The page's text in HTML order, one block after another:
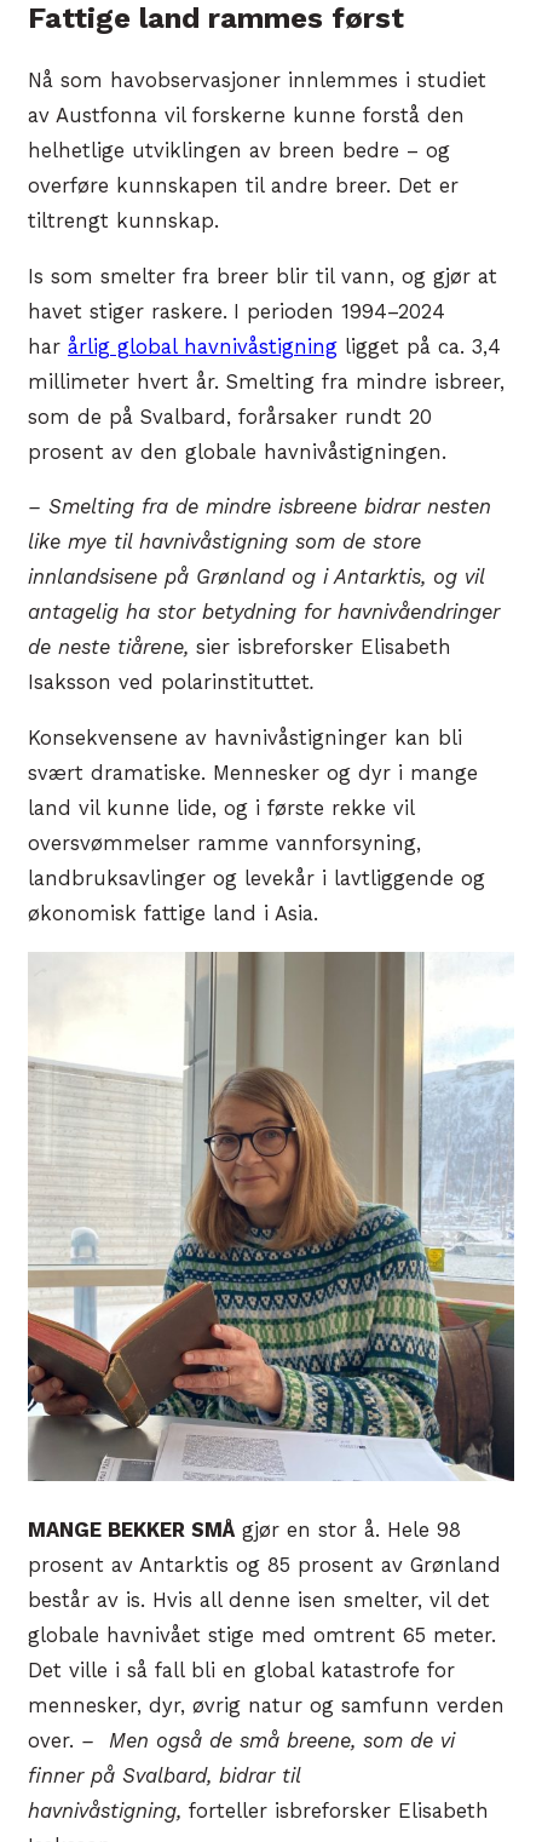
Fattige land rammes først
Nå som havobservasjoner innlemmes i studiet
av Austfonna vil forskerne kunne forstå den
helhetlige utviklingen av breen bedre – og
overføre kunnskapen til andre breer. Det er
tiltrengt kunnskap.
Is som smelter fra breer blir til vann, og gjør at
havet stiger raskere. I perioden 1994–2024
har årlig global havnivåstigning ligget på ca. 3,4
millimeter hvert år. Smelting fra mindre isbreer,
som de på Svalbard, forårsaker rundt 20
prosent av den globale havnivåstigningen.
– Smelting fra de mindre isbreene bidrar nesten
like mye til havnivåstigning som de store
innlands­isene på Grønland og i Antarktis, og vil
antagelig ha stor betydning for havnivåendringer
de neste tiårene, sier isbreforsker Elisabeth
Isaksson ved polarinstituttet.
Konsekvensene av havnivåstigninger kan bli
svært dramatiske. Mennesker og dyr i mange
land vil kunne lide, og i første rekke vil
oversvømmelser ramme vannforsyning,
landbruksavlinger og levekår i lavtliggende og
økonomisk fattige land i Asia.
MANGE BEKKER SMÅ gjør en stor å. Hele 98
prosent av Antarktis og 85 prosent av Grønland
består av is. Hvis all denne isen smelter, vil det
globale havnivået stige med omtrent 65 meter.
Det ville i så fall bli en global katastrofe for
mennesker, dyr, øvrig natur og samfunn verden
over. – Men også de små breene, som de vi
finner på Svalbard, bidrar til
havnivåstigning, forteller isbreforsker Elisabeth